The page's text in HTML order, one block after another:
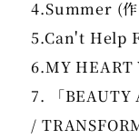
4.Summer (
5.Can't Help
6.MY HEART
7. 「BEAUTY
/